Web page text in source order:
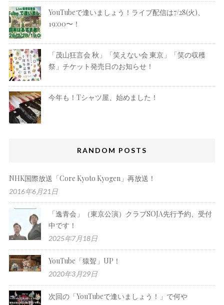
YouTubeで逢いましょう！ライブ配信は7/28(火)、
19:00〜！
「茂山狂言会 秋」「笑えない会 東京」「笑の収穫
祭」チケット発売日のお知らせ！
今年も！Tシャツ屋、始めました！
RANDOM POSTS
NHK国際放送「Core Kyoto Kyogen」再放送！
2016年6月21日
「逸青会」（東京公演）クラブSOJA先行予約、受付
中です！
2025年7月18日
YouTube「猿聟」UP！
2020年3月29日
次回の「YouTubeで逢いましょう！」で何や